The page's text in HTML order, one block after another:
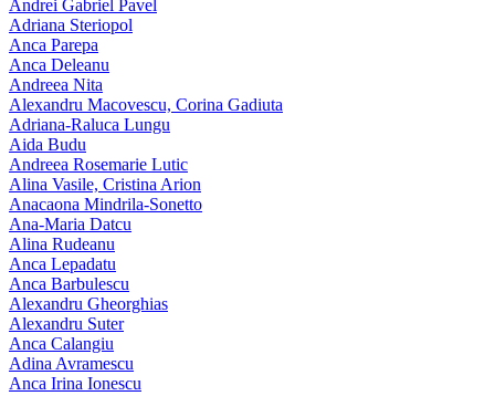
Andrei Gabriel Pavel
Adriana Steriopol
Anca Parepa
Anca Deleanu
Andreea Nita
Alexandru Macovescu, Corina Gadiuta
Adriana-Raluca Lungu
Aida Budu
Andreea Rosemarie Lutic
Alina Vasile, Cristina Arion
Anacaona Mindrila-Sonetto
Ana-Maria Datcu
Alina Rudeanu
Anca Lepadatu
Anca Barbulescu
Alexandru Gheorghias
Alexandru Suter
Anca Calangiu
Adina Avramescu
Anca Irina Ionescu